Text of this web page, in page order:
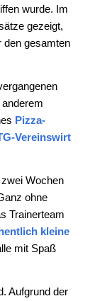
wurde. Im
gezeigt,
den gesamten
Pizza-
Vereinswirt
Wochen
ohne
Trainerteam
kleine
mit Spaß
Aufgrund der